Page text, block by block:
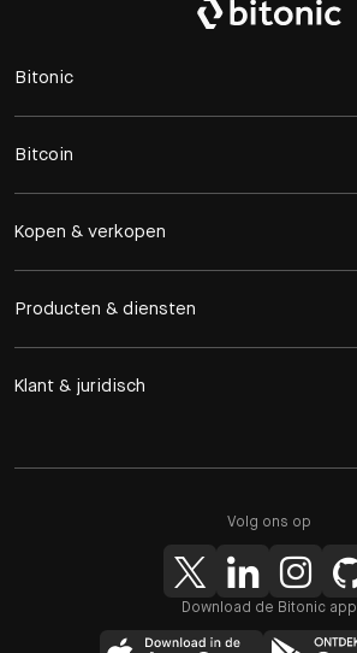
Bitonic
Bitcoin
Kopen & verkopen
Producten & diensten
Klant & juridisch
Volg ons op
Download de Bitonic app